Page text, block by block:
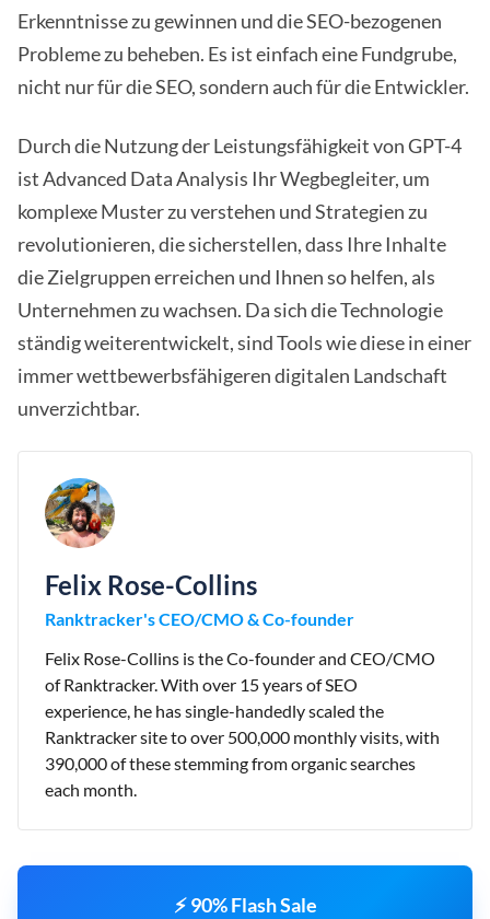
Erkenntnisse zu gewinnen und die SEO-bezogenen
Probleme zu beheben. Es ist einfach eine Fundgrube,
nicht nur für die SEO, sondern auch für die Entwickler.
Durch die Nutzung der Leistungsfähigkeit von GPT-4
ist Advanced Data Analysis Ihr Wegbegleiter, um
komplexe Muster zu verstehen und Strategien zu
revolutionieren, die sicherstellen, dass Ihre Inhalte
die Zielgruppen erreichen und Ihnen so helfen, als
Unternehmen zu wachsen. Da sich die Technologie
ständig weiterentwickelt, sind Tools wie diese in einer
immer wettbewerbsfähigeren digitalen Landschaft
unverzichtbar.
Felix Rose-Collins
Ranktracker's CEO/CMO & Co-founder
Felix Rose-Collins is the Co-founder and CEO/CMO
of Ranktracker. With over 15 years of SEO
experience, he has single-handedly scaled the
Ranktracker site to over 500,000 monthly visits, with
390,000 of these stemming from organic searches
each month.
⚡ 90% Flash Sale